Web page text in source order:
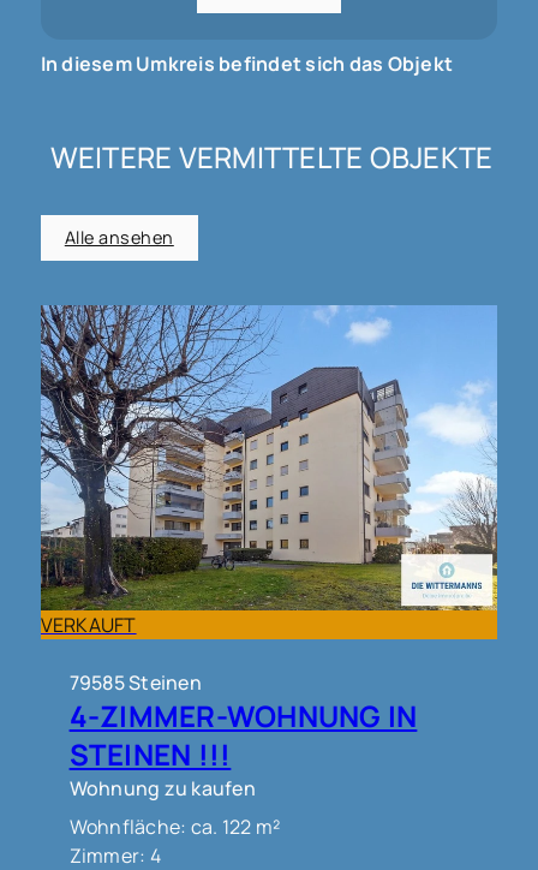
In diesem Umkreis befindet sich das Objekt
WEITERE VERMITTELTE OBJEKTE
Alle ansehen
VERKAUFT
79585 Steinen
4-ZIMMER-WOHNUNG IN
STEINEN !!!
Wohnung zu kaufen
Wohnfläche: ca. 122 m²
Zimmer: 4